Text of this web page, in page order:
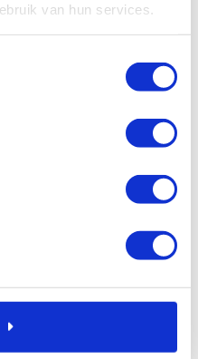
van hun services.
Pulsarlube EO 240ml filled
with OL5 High temperature